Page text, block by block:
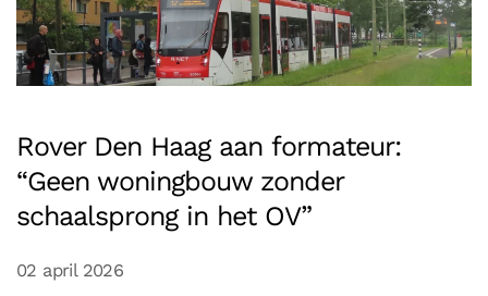
Rover Den Haag aan formateur:
“Geen woningbouw zonder
schaalsprong in het OV”
02 april 2026